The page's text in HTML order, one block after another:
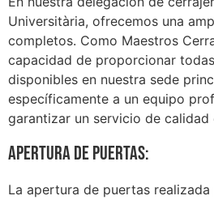
Universitària, ofrecemos una
completos. Como Maestros
capacidad de proporcionar
disponibles en nuestra sede
específicamente a un equipo
garantizar un servicio de calidad
Apertura de puertas:
La apertura de puertas